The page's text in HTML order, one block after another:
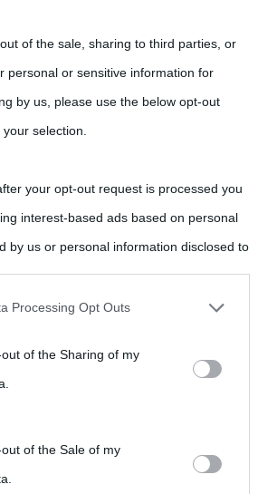
of the sale, sharing to third parties, or
personal or sensitive information for
by us, please use the below opt-out
selection.
your opt-out request is processed you
interest-based ads based on personal
by us or personal information disclosed to
your opt-out.
by third parties on the IAB’s list of
also be disclosed by us to third parties
Downstream Participants that may further
Processing Opt Outs
of the Sharing of my
of the Sale of my
sito Biografieonline © 2012-2025 •
il sito ricava commissioni sugli acquisti
Frasi sulla cultura
Ricorrenze Mappa del sito